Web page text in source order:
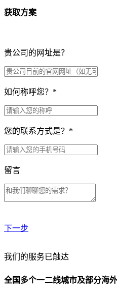
获取方案
贵公司的网址是？
如何称呼您？ *
您的联系方式是？ *
留言
下一步
贵公司预算范围是？
我们的服务已触达
全国多个一二线城市及部分海